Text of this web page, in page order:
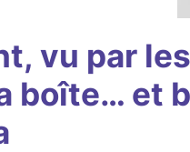
vu par
boîte… et